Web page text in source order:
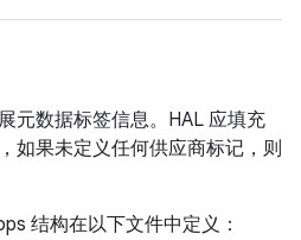
元数据标签信息。HAL 应填充
如果未定义任何供应商标记，则
结构在以下文件中定义：